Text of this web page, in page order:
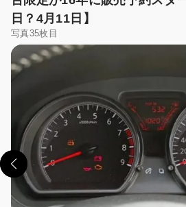
日？4月11日】
写真35枚目